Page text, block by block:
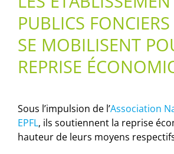
PUBLICS
SE MOBILISENT
REPRISE
Sous l’impulsion de l’Association
EPFL, ils soutiennent la reprise
hauteur de leurs moyens